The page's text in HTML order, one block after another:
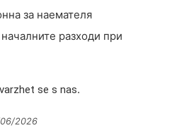
за наемателя
разходи при
se s nas.
2026